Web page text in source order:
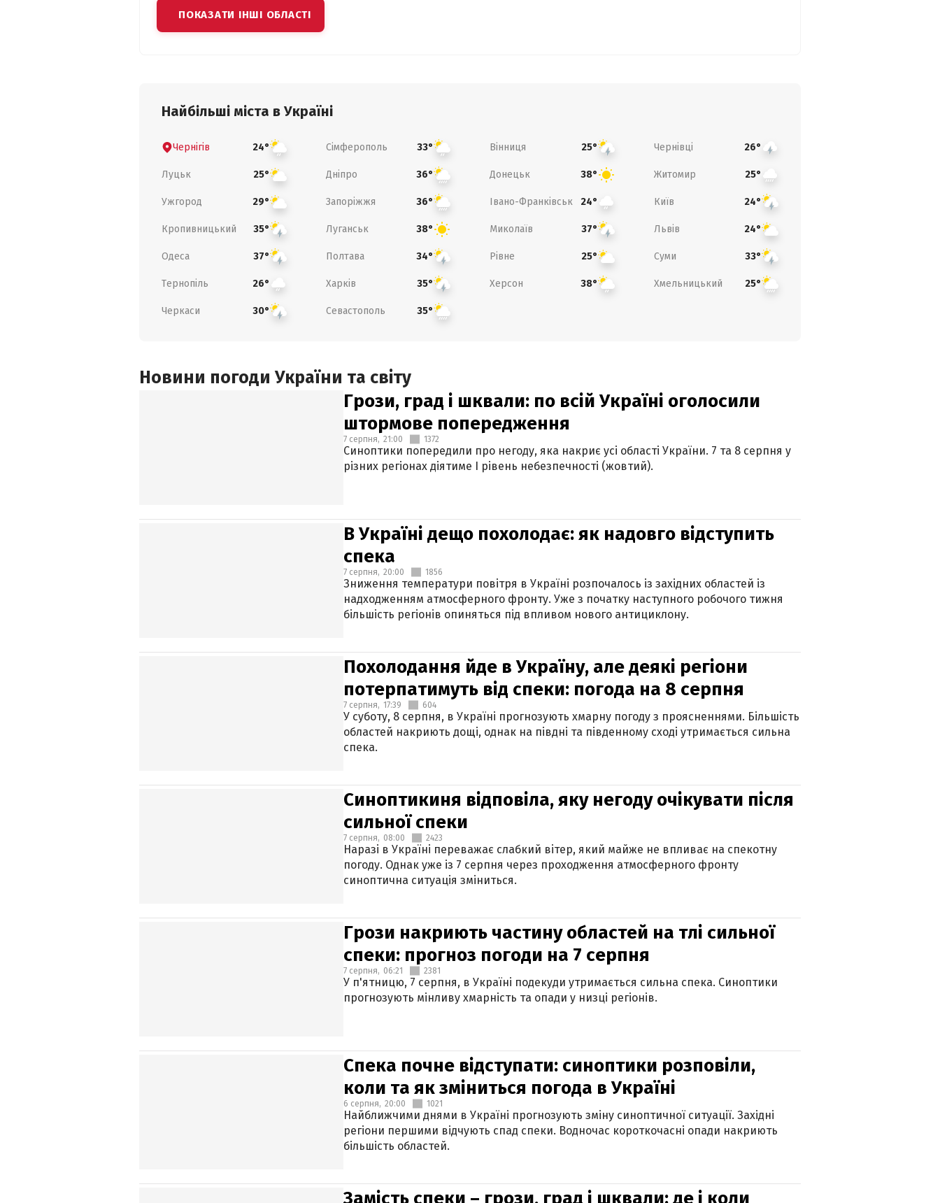
ПОКАЗАТИ ІНШІ ОБЛАСТІ
Найбільші міста в Україні
Чернігів 24° Сімферополь 33° Вінниця 25° Чернівці 26°
Луцьк 25° Дніпро 36° Донецьк 38° Житомир 25°
Ужгород 29° Запоріжжя 36° Івано-Франківськ 24° Київ 24°
Кропивницький 35° Луганськ 38° Миколаїв 37° Львів 24°
Одеса 37° Полтава 34° Рівне 25° Суми 33°
Тернопіль 26° Харків 35° Херсон 38° Хмельницький 25°
Черкаси 30° Севастополь 35°
Новини погоди України та світу
Грози, град і шквали: по всій Україні оголосили
штормове попередження
7 серпня, 21:00 1372
Синоптики попередили про негоду, яка накриє усі області України. 7 та 8 серпня у
різних регіонах діятиме І рівень небезпечності (жовтий).
В Україні дещо похолодає: як надовго відступить
спека
7 серпня, 20:00 1856
Зниження температури повітря в Україні розпочалось із західних областей із
надходженням атмосферного фронту. Уже з початку наступного робочого тижня
більшість регіонів опиняться під впливом нового антициклону.
Похолодання йде в Україну, але деякі регіони
потерпатимуть від спеки: погода на 8 серпня
7 серпня, 17:39 604
У суботу, 8 серпня, в Україні прогнозують хмарну погоду з проясненнями. Більшість
областей накриють дощі, однак на півдні та південному сході утримається сильна
спека.
Синоптикиня відповіла, яку негоду очікувати після
сильної спеки
7 серпня, 08:00 2423
Наразі в Україні переважає слабкий вітер, який майже не впливає на спекотну
погоду. Однак уже із 7 серпня через проходження атмосферного фронту
синоптична ситуація зміниться.
Грози накриють частину областей на тлі сильної
спеки: прогноз погоди на 7 серпня
7 серпня, 06:21 2381
У п'ятницю, 7 серпня, в Україні подекуди утримається сильна спека. Синоптики
прогнозують мінливу хмарність та опади у низці регіонів.
Спека почне відступати: синоптики розповіли,
коли та як зміниться погода в Україні
6 серпня, 20:00 1021
Найближчими днями в Україні прогнозують зміну синоптичної ситуації. Західні
регіони першими відчують спад спеки. Водночас короткочасні опади накриють
більшість областей.
Замість спеки – грози, град і шквали: де і коли